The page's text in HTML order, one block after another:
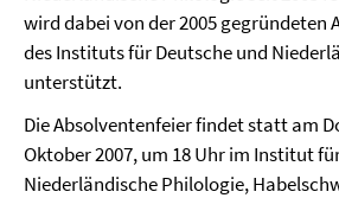
wird dabei von der 2005 gegründeten
des Instituts für Deutsche und
unterstützt.
Die Absolventenfeier findet statt am
Oktober 2007, um 18 Uhr im Institut
Niederländische Philologie,